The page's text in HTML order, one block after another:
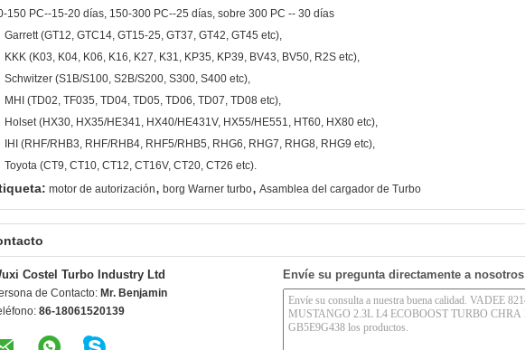
150 PC--15-20 días, 150-300 PC--25 días, sobre 300 PC -- 30 días
Garrett (GT12, GTC14, GT15-25, GT37, GT42, GT45 etc),
KKK (K03, K04, K06, K16, K27, K31, KP35, KP39, BV43, BV50, R2S etc),
Schwitzer (S1B/S100, S2B/S200, S300, S400 etc),
MHI (TD02, TF035, TD04, TD05, TD06, TD07, TD08 etc),
Holset (HX30, HX35/HE341, HX40/HE431V, HX55/HE551, HT60, HX80 etc),
IHI (RHF/RHB3, RHF/RHB4, RHF5/RHB5, RHG6, RHG7, RHG8, RHG9 etc),
Toyota (CT9, CT10, CT12, CT16V, CT20, CT26 etc).
motor de autorización, borg Warner turbo, Asamblea del cargador de Turbo
Costel Turbo Industry Ltd
de Contacto: Mr. Benjamin
86-18061520139
Envíe su pregunta directamente a nosotros